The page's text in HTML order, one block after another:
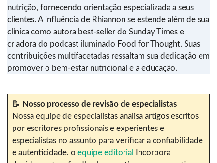
nutrição, fornecendo orientação especializada a seus
clientes. A influência de Rhiannon se estende além de sua
clínica como autora best-seller do Sunday Times e
criadora do podcast iluminado Food for Thought. Suas
contribuições multifacetadas ressaltam sua dedicação em
promover o bem-estar nutricional e a educação.
📝 Nosso processo de revisão de especialistas
Nossa equipe de especialistas analisa artigos escritos
por escritores profissionais e experientes e
especialistas no assunto para verificar a confiabilidade
e autenticidade. o equipe editorial
Incorpora